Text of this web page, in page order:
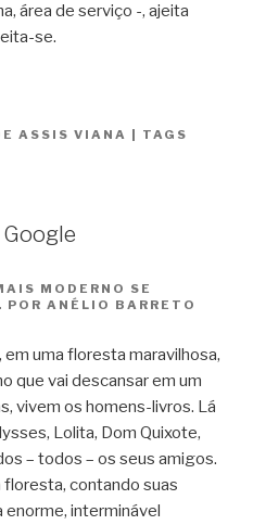
área de serviço -, ajeita
se.
ASSIS VIANA
TAGS
Google
MODERNO SE
ANÉLIO BARRETO
uma floresta maravilhosa,
que vai descansar em um
vivem os homens-livros. Lá
Lolita, Dom Quixote,
– todos – os seus amigos.
floresta, contando suas
interminável